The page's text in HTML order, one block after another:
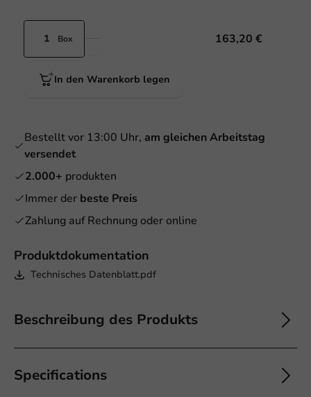
Produktdokumentation
Technisches Datenblatt.pdf
Beschreibung des Produkts
Specifications
Box 163,20 €
In den Warenkorb legen
Bestellt vor 13:00 Uhr, am gleichen Arbeitstag
versendet
2.000+ produkten
Immer der beste Preis
Zahlung auf Rechnung oder online